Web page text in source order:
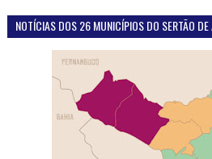
NOTÍCIAS DOS 26 MUNICÍPIOS DO SERTÃO